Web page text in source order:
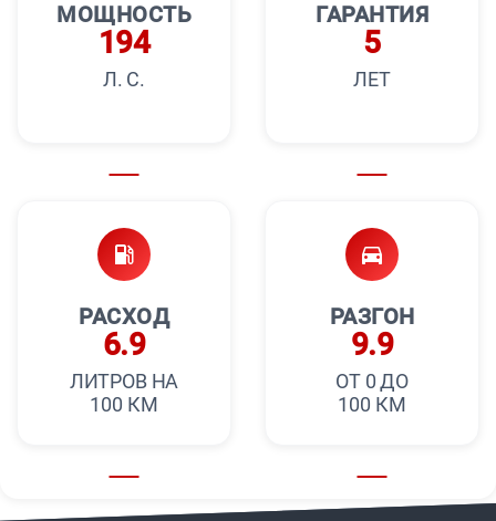
МОЩНОСТЬ
194
Л. С.
ГАРАНТИЯ
5
ЛЕТ
РАСХОД
6.9
ЛИТРОВ НА
100 КМ
РАЗГОН
9.9
ОТ 0 ДО
100 КМ